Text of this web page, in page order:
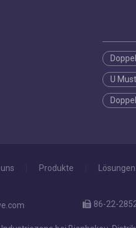
U
Produkte Lösungen
 86-22-